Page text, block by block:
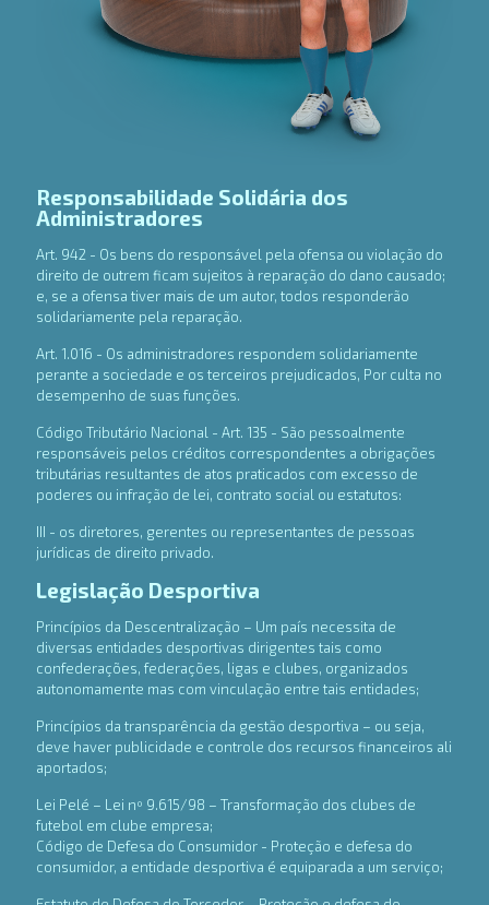
Responsabilidade Solidária dos
Administradores
Art. 942 - Os bens do responsável pela ofensa ou violação do
direito de outrem ficam sujeitos à reparação do dano causado;
e, se a ofensa tiver mais de um autor, todos responderão
solidariamente pela reparação.
Art. 1.016 - Os administradores respondem solidariamente
perante a sociedade e os terceiros prejudicados, Por culta no
desempenho de suas funções.
Código Tributário Nacional - Art. 135 - São pessoalmente
responsáveis pelos créditos correspondentes a obrigações
tributárias resultantes de atos praticados com excesso de
poderes ou infração de lei, contrato social ou estatutos:
III - os diretores, gerentes ou representantes de pessoas
jurídicas de direito privado.
Legislação Desportiva
Princípios da Descentralização – Um país necessita de
diversas entidades desportivas dirigentes tais como
confederações, federações, ligas e clubes, organizados
autonomamente mas com vinculação entre tais entidades;
Princípios da transparência da gestão desportiva – ou seja,
deve haver publicidade e controle dos recursos financeiros ali
aportados;
Lei Pelé – Lei nº 9.615/98 – Transformação dos clubes de
futebol em clube empresa;
Código de Defesa do Consumidor - Proteção e defesa do
consumidor, a entidade desportiva é equiparada a um serviço;